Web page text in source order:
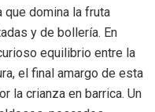
que domina la fruta
y de bollería. En
equilibrio entre la
el final amargo de esta
la crianza en barrica. Un